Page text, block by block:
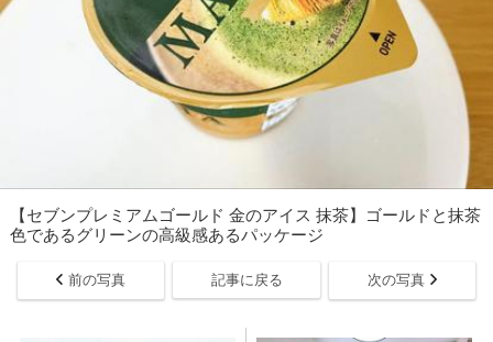
【セブンプレミアムゴールド 金のアイス 抹茶】ゴールドと抹茶
色であるグリーンの高級感あるパッケージ
前の写真 記事に戻る 次の写真